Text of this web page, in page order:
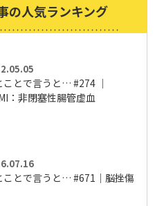
の人気ランキング
ことで言うと… #274 ｜
：非閉塞性腸管虚血
ことで言うと… #671｜脳挫傷